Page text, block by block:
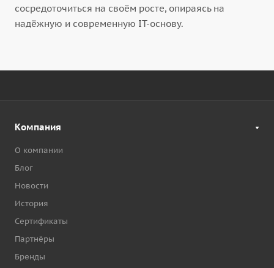
сосредоточиться на своём росте, опираясь на
надёжную и современную IT-основу.
Компания
О компании
Блог
Новости
История
Сертификаты
Партнёры
Бренды